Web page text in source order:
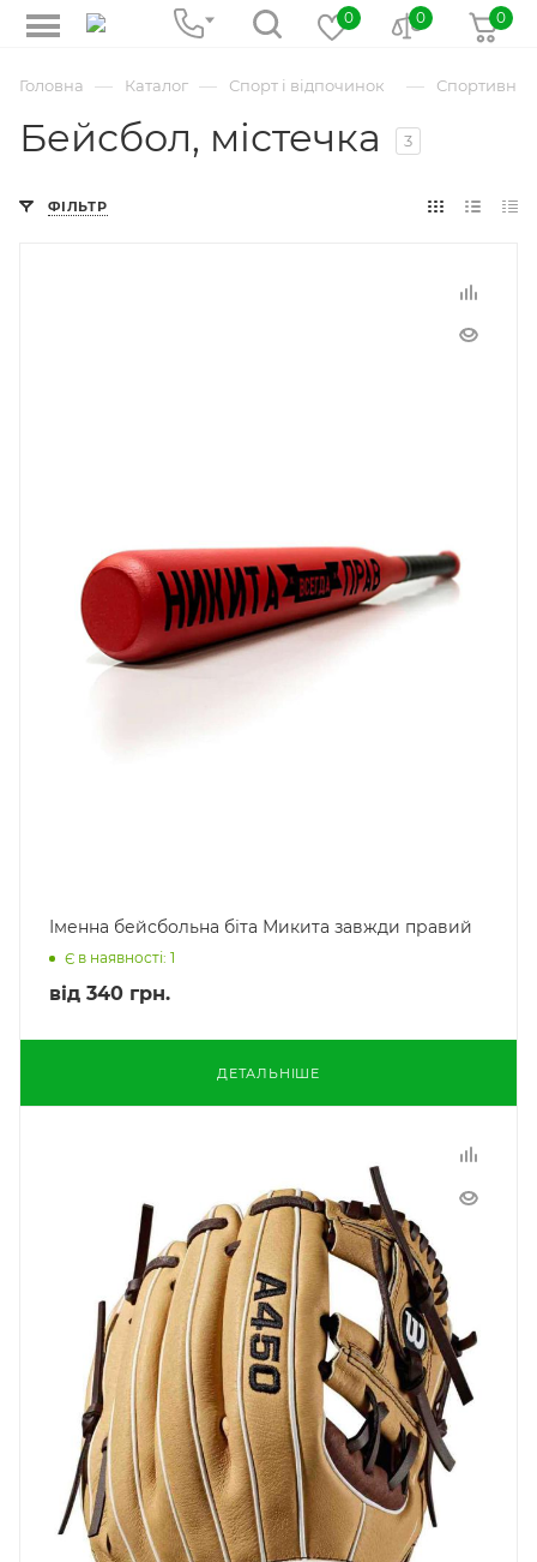
0
0 0
Головна — Каталог — Спорт і відпочинок — Спортивні
Бейсбол, містечка 3
ФІЛЬТР
Іменна бейсбольна біта Микита завжди правий
Є в наявності: 1
від 340 грн.
ДЕТАЛЬНІШЕ